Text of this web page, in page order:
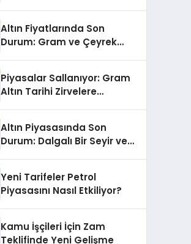
Altın Fiyatlarında Son
Durum: Gram ve Çeyrek
Piyasalar Sallanıyor: Gram
Altın Tarihi Zirvelere
Altın Piyasasında Son
Durum: Dalgalı Bir Seyir ve
Yeni Tarifeler Petrol
Piyasasını Nasıl Etkiliyor?
Kamu İşçileri İçin Zam
Teklifinde Yeni Gelişme